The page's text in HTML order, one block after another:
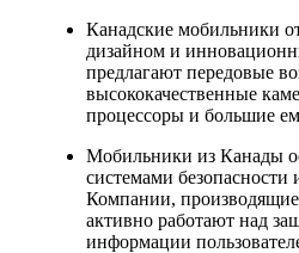
Канадские мобильники
дизайном и
предлагают передовые
высококачественные
процессоры и большие
Мобильники из Канады
системами
Компании,
активно работают над
информации